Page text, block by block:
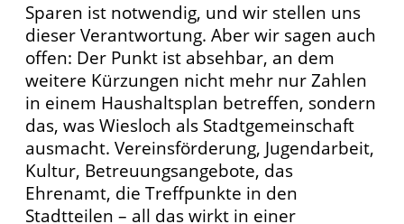
Sparen ist notwendig, und wir stellen uns
dieser Verantwortung. Aber wir sagen auch
offen: Der Punkt ist absehbar, an dem
weitere Kürzungen nicht mehr nur Zahlen
in einem Haushaltsplan betreffen, sondern
das, was Wiesloch als Stadtgemeinschaft
ausmacht. Vereinsförderung, Jugendarbeit,
Kultur, Betreuungsangebote, das
Ehrenamt, die Treffpunkte in den
Stadtteilen – all das wirkt in einer